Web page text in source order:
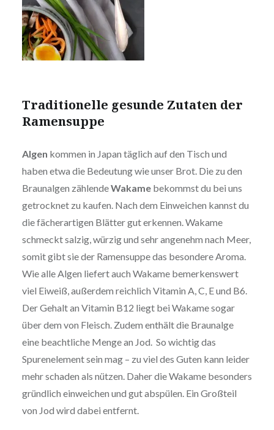
Traditionelle gesunde Zutaten der
Ramensuppe
Algen kommen in Japan täglich auf den Tisch und
haben etwa die Bedeutung wie unser Brot. Die zu den
Braunalgen zählendeWakamebekommst du bei uns
getrocknet zu kaufen. Nach dem Einweichen kannst du
die fächerartigen Blätter gut erkennen. Wakame
schmeckt salzig, würzig und sehr angenehm nach Meer,
somit gibt sie der Ramensuppe das besondere Aroma.
Wie alle Algen liefert auch Wakame bemerkenswert
viel Eiweiß, außerdem reichlich Vitamin A, C, E und B6.
Der Gehalt an Vitamin B12 liegt bei Wakame sogar
über dem von Fleisch. Zudem enthält die Braunalge
eine beachtliche Menge an Jod. So wichtig das
Spurenelement sein mag – zu viel des Guten kann leider
mehr schaden als nützen. Daher die Wakame besonders
gründlich einweichen und gut abspülen. Ein Großteil
von Jod wird dabei entfernt.